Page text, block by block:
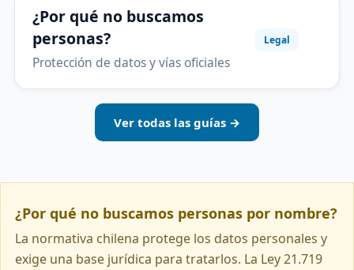
¿Por qué no buscamos
personas?
Protección de datos y vías oficiales
Legal
Ver todas las guías →
¿Por qué no buscamos personas por nombre?
La normativa chilena protege los datos personales y
exige una base jurídica para tratarlos. La Ley 21.719